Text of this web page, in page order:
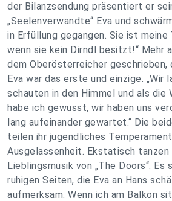
der Bilanzsendung präsentiert er
„Seelenverwandte“ Eva und
in Erfüllung gegangen. Sie ist meine
wenn sie kein Dirndl besitzt!“ Mehr
dem Oberösterreicher geschrieben,
Eva war das erste und einzige. „Wir
schauten in den Himmel und als die
habe ich gewusst, wir haben uns
lang aufeinander gewartet.“ Die
teilen ihr jugendliches
Ausgelassenheit. Ekstatisch tanzen
Lieblingsmusik von „The Doors“. Es
ruhigen Seiten, die Eva an Hans
aufmerksam. Wenn ich am Balkon